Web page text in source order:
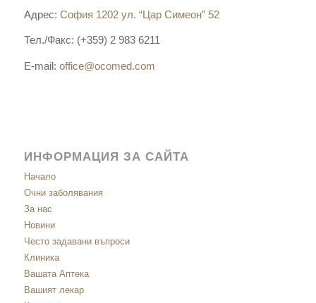
Адрес: София 1202 ул. “Цар Симеон” 52
Тел./Факс: (+359) 2 983 6211
E-mail: office@ocomed.com
ИНФОРМАЦИЯ ЗА САЙТА
Начало
Очни заболявания
За нас
Новини
Често задавани въпроси
Клиника
Вашата Аптека
Вашият лекар